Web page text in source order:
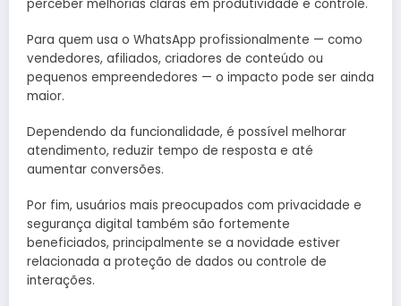
perceber melhorias claras em produtividade e controle.
Para quem usa o WhatsApp profissionalmente — como
vendedores, afiliados, criadores de conteúdo ou
pequenos empreendedores — o impacto pode ser ainda
maior.
Dependendo da funcionalidade, é possível melhorar
atendimento, reduzir tempo de resposta e até
aumentar conversões.
Por fim, usuários mais preocupados com privacidade e
segurança digital também são fortemente
beneficiados, principalmente se a novidade estiver
relacionada a proteção de dados ou controle de
interações.